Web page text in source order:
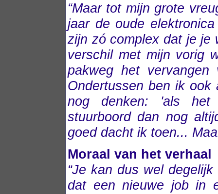
“Maar tot mijn grote
jaar de oude
zijn zó complex dat je je
verschil met mijn vorig
pakweg het
Ondertussen ben ik
nog denken: 'als het
stuurboord dan nog
goed dacht ik toen...
Moraal van het verhaal
“Je kan dus wel
dat een nieuwe job in